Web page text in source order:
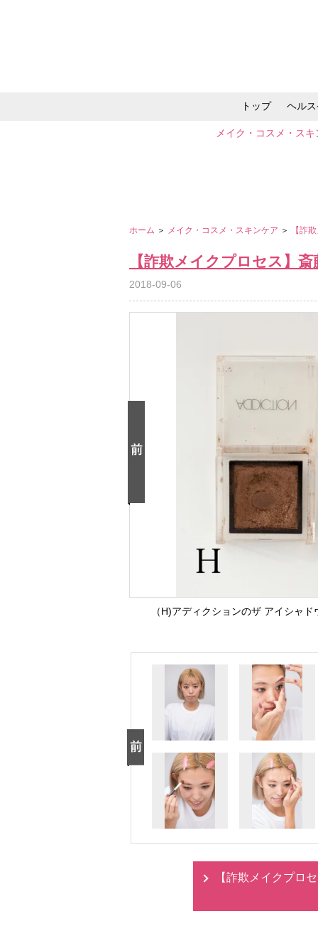
トップ ヘル
メイク・コスメ・ス
ホーム ＞ メイク・コスメ・スキンケア ＞ 【詐
【詐欺メイクプロセス】
2018-09-06
（H)アディクションのザ アイシャ
【詐欺メイクプロ